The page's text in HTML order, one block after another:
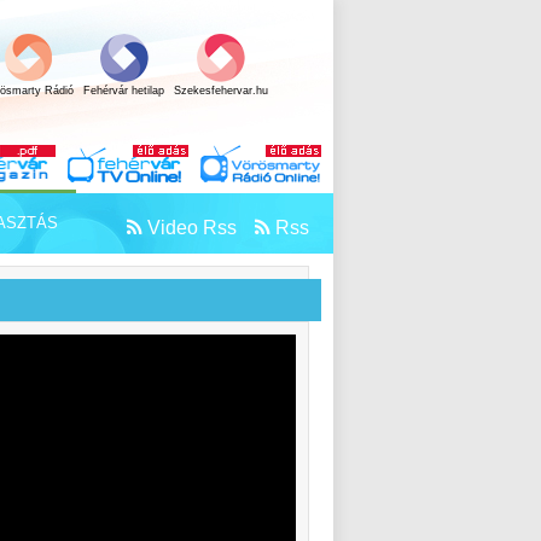
Rádió Fehérvár hetilap Szekesfehervar.hu
Rss
Video Rss